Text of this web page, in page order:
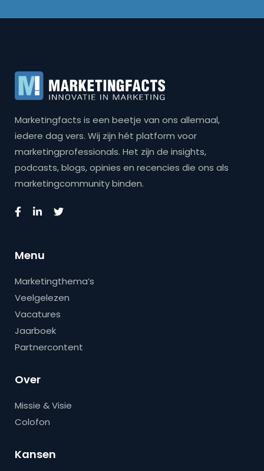
Marketingfacts is een beetje van ons allemaal,
iedere dag vers. Wij zijn hét platform voor
marketingprofessionals. Het zijn de insights,
podcasts, blogs, opinies en recencies die ons als
marketingcommunity binden.
Menu
Marketingthema’s
Veelgelezen
Vacatures
Jaarboek
Partnercontent
Over
Missie & Visie
Colofon
Kansen